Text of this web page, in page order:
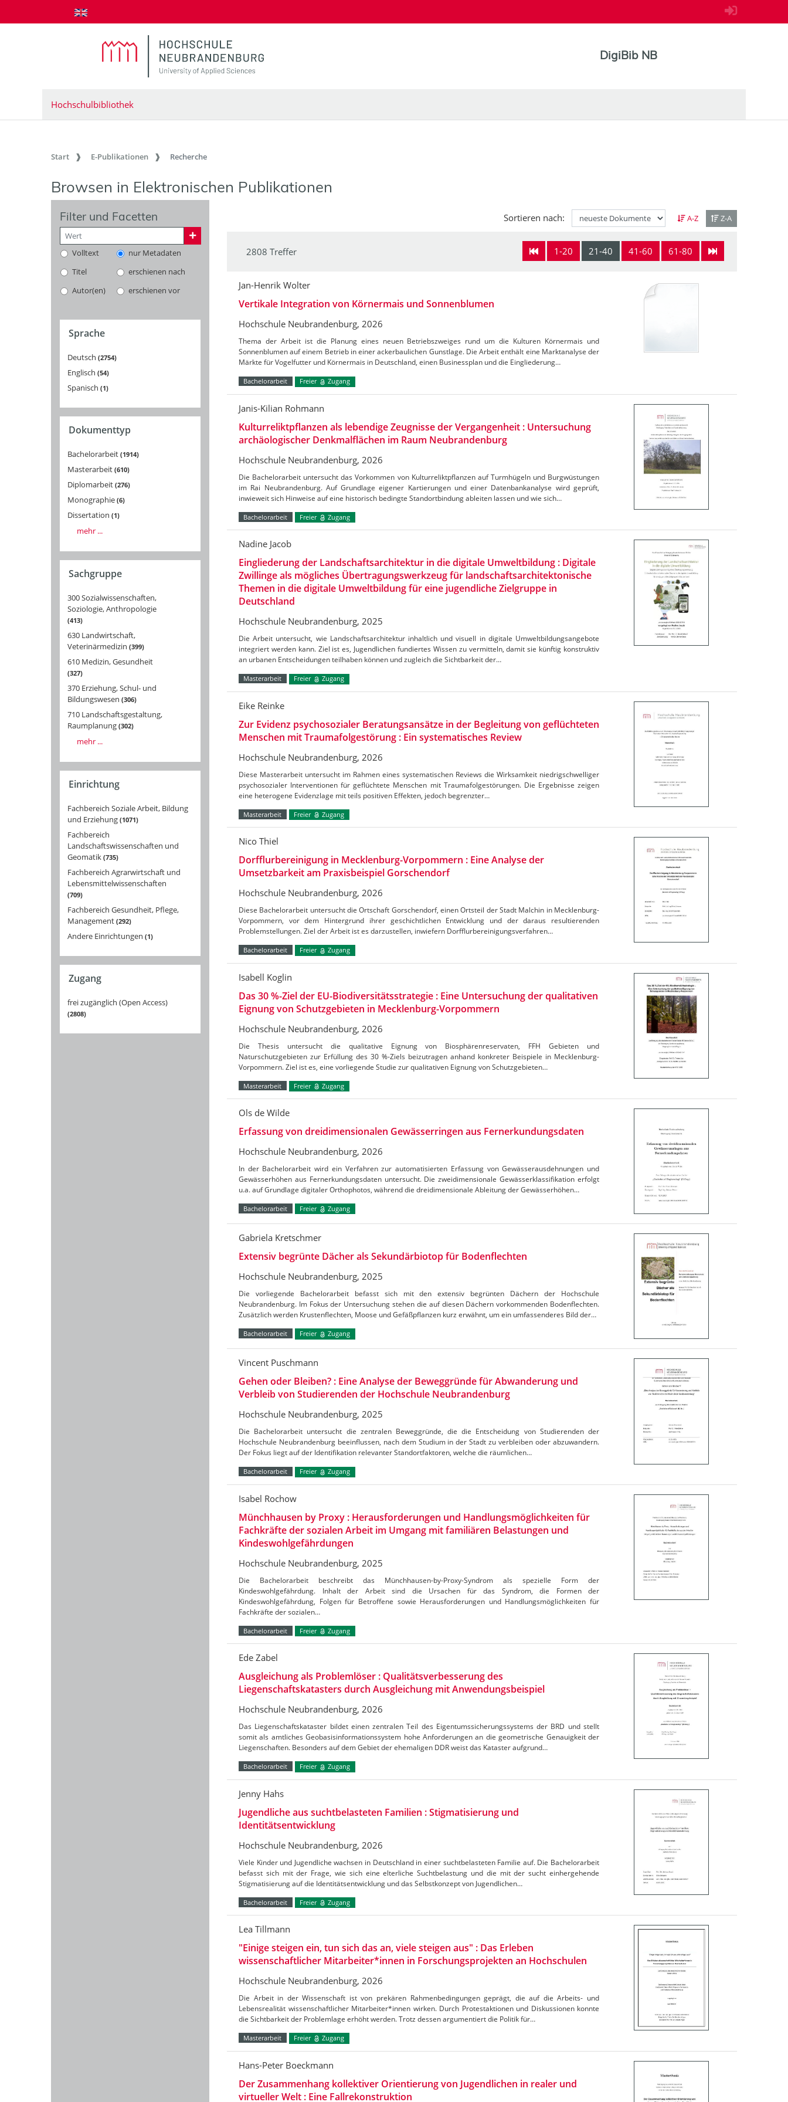
zum Inhalt springen
DigiBib NB
Hochschulbibliothek
Start E-Publikationen Recherche
Browsen in Elektronischen Publikationen
Filter und Facetten
Volltext
nur Metadaten
Titel
erschienen nach
Autor(en)
erschienen vor
Sprache
Deutsch 2754
Englisch 54
Spanisch 1
Dokumenttyp
Bachelorarbeit 1914
Masterarbeit 610
Diplomarbeit 276
Monographie 6
Dissertation 1
mehr ...
Sachgruppe
300 Sozialwissenschaften,
Soziologie, Anthropologie
413
630 Landwirtschaft,
Veterinärmedizin 399
610 Medizin, Gesundheit
327
370 Erziehung, Schul- und
Bildungswesen 306
710 Landschaftsgestaltung,
Raumplanung 302
mehr ...
Einrichtung
Fachbereich Soziale Arbeit, Bildung
und Erziehung 1071
Fachbereich
Landschaftswissenschaften und
Geomatik 735
Fachbereich Agrarwirtschaft und
Lebensmittelwissenschaften
709
Fachbereich Gesundheit, Pflege,
Management 292
Andere Einrichtungen 1
Zugang
frei zugänglich (Open Access)
2808
Sortieren nach: A-Z Z-A
1-20 21-40 41-60 61-80
2808 Treffer
Jan-Henrik Wolter
Vertikale Integration von Körnermais und Sonnenblumen
Hochschule Neubrandenburg, 2026
Thema der Arbeit ist die Planung eines neuen Betriebszweiges rund um die Kulturen Körnermais und
Sonnenblumen auf einem Betrieb in einer ackerbaulichen Gunstlage. Die Arbeit enthält eine Marktanalyse der
Märkte für Vogelfutter und Körnermais in Deutschland, einen Businessplan und die Eingliederung…
Bachelorarbeit Freier Zugang
Janis-Kilian Rohmann
Kulturreliktpflanzen als lebendige Zeugnisse der Vergangenheit : Untersuchung
archäologischer Denkmalflächen im Raum Neubrandenburg
Hochschule Neubrandenburg, 2026
Die Bachelorarbeit untersucht das Vorkommen von Kulturreliktpflanzen auf Turmhügeln und Burgwüstungen
im Rai Neubrandenburg. Auf Grundlage eigener Kartierungen und einer Datenbankanalyse wird geprüft,
inwieweit sich Hinweise auf eine historisch bedingte Standortbindung ableiten lassen und wie sich…
Bachelorarbeit Freier Zugang
Nadine Jacob
Eingliederung der Landschaftsarchitektur in die digitale Umweltbildung : Digitale
Zwillinge als mögliches Übertragungswerkzeug für landschaftsarchitektonische
Themen in die digitale Umweltbildung für eine jugendliche Zielgruppe in
Deutschland
Hochschule Neubrandenburg, 2025
Die Arbeit untersucht, wie Landschaftsarchitektur inhaltlich und visuell in digitale Umweltbildungsangebote
integriert werden kann. Ziel ist es, Jugendlichen fundiertes Wissen zu vermitteln, damit sie künftig konstruktiv
an urbanen Entscheidungen teilhaben können und zugleich die Sichtbarkeit der…
Masterarbeit Freier Zugang
Eike Reinke
Zur Evidenz psychosozialer Beratungsansätze in der Begleitung von geflüchteten
Menschen mit Traumafolgestörung : Ein systematisches Review
Hochschule Neubrandenburg, 2026
Diese Masterarbeit untersucht im Rahmen eines systematischen Reviews die Wirksamkeit niedrigschwelliger
psychosozialer Interventionen für geflüchtete Menschen mit Traumafolgestörungen. Die Ergebnisse zeigen
eine heterogene Evidenzlage mit teils positiven Effekten, jedoch begrenzter…
Masterarbeit Freier Zugang
Nico Thiel
Dorfflurbereinigung in Mecklenburg-Vorpommern : Eine Analyse der
Umsetzbarkeit am Praxisbeispiel Gorschendorf
Hochschule Neubrandenburg, 2026
Diese Bachelorarbeit untersucht die Ortschaft Gorschendorf, einen Ortsteil der Stadt Malchin in Mecklenburg-
Vorpommern, vor dem Hintergrund ihrer geschichtlichen Entwicklung und der daraus resultierenden
Problemstellungen. Ziel der Arbeit ist es darzustellen, inwiefern Dorfflurbereinigungsverfahren…
Bachelorarbeit Freier Zugang
Isabell Koglin
Das 30 %-Ziel der EU-Biodiversitätsstrategie : Eine Untersuchung der qualitativen
Eignung von Schutzgebieten in Mecklenburg-Vorpommern
Hochschule Neubrandenburg, 2026
Die Thesis untersucht die qualitative Eignung von Biosphärenreservaten, FFH Gebieten und
Naturschutzgebieten zur Erfüllung des 30 %-Ziels beizutragen anhand konkreter Beispiele in Mecklenburg-
Vorpommern. Ziel ist es, eine vorliegende Studie zur qualitativen Eignung von Schutzgebieten…
Masterarbeit Freier Zugang
Ols de Wilde
Erfassung von dreidimensionalen Gewässerringen aus Fernerkundungsdaten
Hochschule Neubrandenburg, 2026
In der Bachelorarbeit wird ein Verfahren zur automatisierten Erfassung von Gewässerausdehnungen und
Gewässerhöhen aus Fernerkundungsdaten untersucht. Die zweidimensionale Gewässerklassifikation erfolgt
u.a. auf Grundlage digitaler Orthophotos, während die dreidimensionale Ableitung der Gewässerhöhen…
Bachelorarbeit Freier Zugang
Gabriela Kretschmer
Extensiv begrünte Dächer als Sekundärbiotop für Bodenflechten
Hochschule Neubrandenburg, 2025
Die vorliegende Bachelorarbeit befasst sich mit den extensiv begrünten Dächern der Hochschule
Neubrandenburg. Im Fokus der Untersuchung stehen die auf diesen Dächern vorkommenden Bodenflechten.
Zusätzlich werden Krustenflechten, Moose und Gefäßpflanzen kurz erwähnt, um ein umfassenderes Bild der…
Bachelorarbeit Freier Zugang
Vincent Puschmann
Gehen oder Bleiben? : Eine Analyse der Beweggründe für Abwanderung und
Verbleib von Studierenden der Hochschule Neubrandenburg
Hochschule Neubrandenburg, 2025
Die Bachelorarbeit untersucht die zentralen Beweggründe, die die Entscheidung von Studierenden der
Hochschule Neubrandenburg beeinflussen, nach dem Studium in der Stadt zu verbleiben oder abzuwandern.
Der Fokus liegt auf der Identifikation relevanter Standortfaktoren, welche die räumlichen…
Bachelorarbeit Freier Zugang
Isabel Rochow
Münchhausen by Proxy : Herausforderungen und Handlungsmöglichkeiten für
Fachkräfte der sozialen Arbeit im Umgang mit familiären Belastungen und
Kindeswohlgefährdungen
Hochschule Neubrandenburg, 2025
Die Bachelorarbeit beschreibt das Münchhausen-by-Proxy-Syndrom als spezielle Form der
Kindeswohlgefährdung. Inhalt der Arbeit sind die Ursachen für das Syndrom, die Formen der
Kindeswohlgefährdung, Folgen für Betroffene sowie Herausforderungen und Handlungsmöglichkeiten für
Fachkräfte der sozialen…
Bachelorarbeit Freier Zugang
Ede Zabel
Ausgleichung als Problemlöser : Qualitätsverbesserung des
Liegenschaftskatasters durch Ausgleichung mit Anwendungsbeispiel
Hochschule Neubrandenburg, 2026
Das Liegenschaftskataster bildet einen zentralen Teil des Eigentumssicherungssystems der BRD und stellt
somit als amtliches Geobasisinformationssystem hohe Anforderungen an die geometrische Genauigkeit der
Liegenschaften. Besonders auf dem Gebiet der ehemaligen DDR weist das Kataster aufgrund…
Bachelorarbeit Freier Zugang
Jenny Hahs
Jugendliche aus suchtbelasteten Familien : Stigmatisierung und
Identitätsentwicklung
Hochschule Neubrandenburg, 2026
Viele Kinder und Jugendliche wachsen in Deutschland in einer suchtbelasteten Familie auf. Die Bachelorarbeit
befasst sich mit der Frage, wie sich eine elterliche Suchtbelastung und die mit der sucht einhergehende
Stigmatisierung auf die Identitätsentwicklung und das Selbstkonzept von Jugendlichen…
Bachelorarbeit Freier Zugang
Lea Tillmann
"Einige steigen ein, tun sich das an, viele steigen aus" : Das Erleben
wissenschaftlicher Mitarbeiter*innen in Forschungsprojekten an Hochschulen
Hochschule Neubrandenburg, 2026
Die Arbeit in der Wissenschaft ist von prekären Rahmenbedingungen geprägt, die auf die Arbeits- und
Lebensrealität wissenschaftlicher Mitarbeiter*innen wirken. Durch Protestaktionen und Diskussionen konnte
die Sichtbarkeit der Problemlage erhöht werden. Trotz dessen argumentiert die Politik für…
Masterarbeit Freier Zugang
Hans-Peter Boeckmann
Der Zusammenhang kollektiver Orientierung von Jugendlichen in realer und
virtueller Welt : Eine Fallrekonstruktion